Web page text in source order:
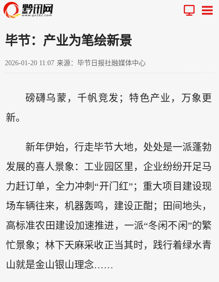
毕节：产业为笔绘新景
2026-01-20 11:07 来源：毕节日报社融媒体中心
磅礴乌蒙，千帆竞发；特色产业，万象更
新。
新年伊始，行走毕节大地，处处是一派蓬勃
发展的喜人景象：工业园区里，企业纷纷开足马
力赶订单，全力冲刺“开门红”；重大项目建设现
场车辆往来，机器轰鸣，建设正酣；田间地头，
高标准农田建设加速推进，一派“冬闲不闲”的繁
忙景象；林下天麻采收正当其时，践行着绿水青
山就是金山银山理念……